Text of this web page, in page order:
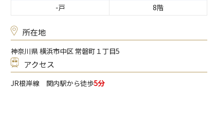
-戸
8階
所在地
神奈川県 横浜市中区 常磐町１丁目5
アクセス
JR根岸線 関内駅から徒歩5分